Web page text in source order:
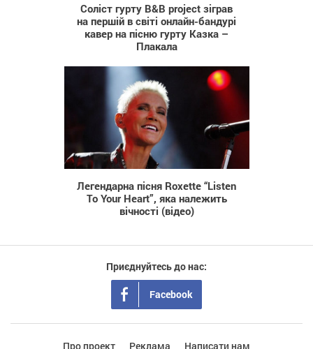
Соліст гурту B&B project зіграв
на першій в світі онлайн-бандурі
кавер на пісню гурту Казка –
Плакала
1 925
Легендарна пісня Roxette “Listen
To Your Heart”, яка належить
вічності (відео)
Приєднуйтесь до нас:
Facebook
Про проект Реклама Написати нам